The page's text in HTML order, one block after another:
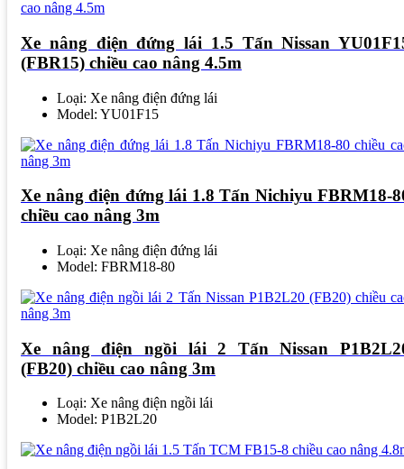
Xe nâng điện đứng lái 1.5 Tấn Nissan
(FBR15) chiều cao nâng 4.5m
Loại: Xe nâng điện đứng lái
Model: YU01F15
Xe nâng điện đứng lái 1.8 Tấn Nichiyu FBRM18-
chiều cao nâng 3m
Loại: Xe nâng điện đứng lái
Model: FBRM18-80
Xe nâng điện ngồi lái 2 Tấn Nissan
(FB20) chiều cao nâng 3m
Loại: Xe nâng điện ngồi lái
Model: P1B2L20